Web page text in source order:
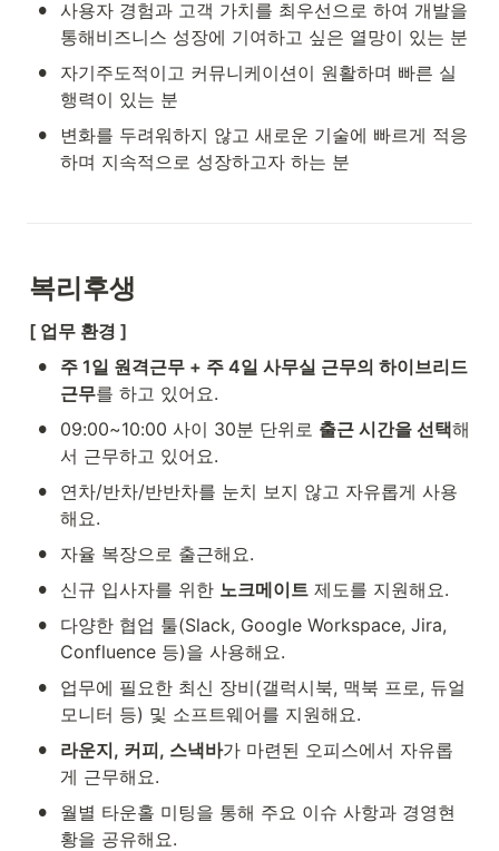
• 사용자 경험과 고객 가치를 최우선으로 하여 개발을
통해비즈니스 성장에 기여하고 싶은 열망이 있는 분
•
자기주도적이고 커뮤니케이션이 원활하며 빠른 실
행력이 있는 분
•
변화를 두려워하지 않고 새로운 기술에 빠르게 적응
하며 지속적으로 성장하고자 하는 분
복리후생
[ 업무 환경 ]
•
주 1일 원격근무 + 주 4일 사무실 근무의 하이브리드
근무를 하고 있어요.
• 09:00~10:00 사이 30분 단위로 출근 시간을 선택해
서 근무하고 있어요.
•
연차/반차/반반차를 눈치 보지 않고 자유롭게 사용
해요.
• 자율 복장으로 출근해요.
• 신규 입사자를 위한 노크메이트 제도를 지원해요.
•
다양한 협업 툴(Slack, Google Workspace, Jira,
Confluence 등)을 사용해요.
•
업무에 필요한 최신 장비(갤럭시북, 맥북 프로, 듀얼
모니터 등) 및 소프트웨어를 지원해요.
• 라운지, 커피, 스낵바가 마련된 오피스에서 자유롭
게 근무해요.
•
월별 타운홀 미팅을 통해 주요 이슈 사항과 경영현
황을 공유해요.